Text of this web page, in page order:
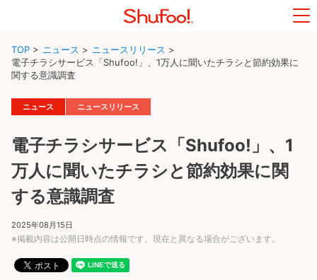
TOP > ニュース > ニュースリリース >
電子チラシサービス「Shufoo!」、1万人に聞いたチラシと節約効果に
関する意識調査
ニュース ニュースリリース
電子チラシサービス「Shufoo!」、1
万人に聞いたチラシと節約効果に関
する意識調査
2025年08月15日
※掲載内容は公開日時点の情報です。現在と異なる場合がございます。